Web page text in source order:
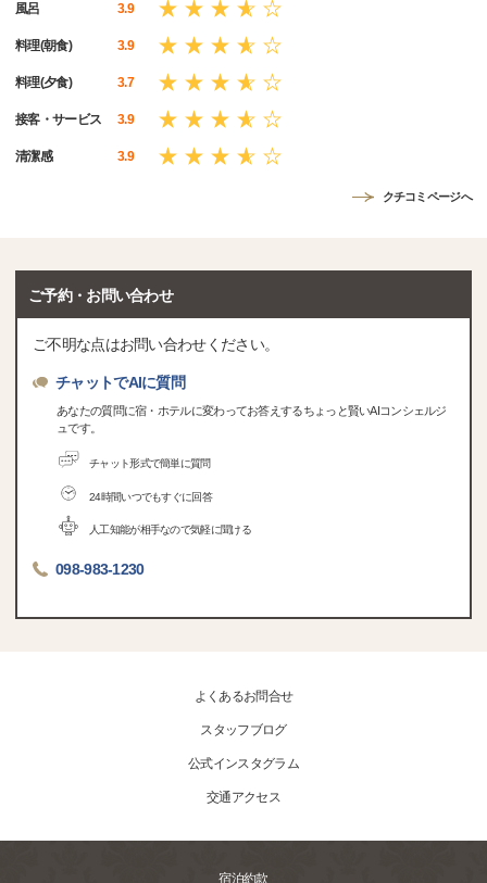
風呂 3.9
料理(朝食) 3.9
料理(夕食) 3.7
接客・サービス 3.9
清潔感 3.9
クチコミページへ
ご予約・お問い合わせ
ご不明な点はお問い合わせください。
チャットでAIに質問
あなたの質問に宿・ホテルに変わってお答えするちょっと賢いAIコンシェルジ
ュです。
チャット形式で簡単に質問
24時間いつでもすぐに回答
人工知能が相手なので気軽に聞ける
098-983-1230
よくあるお問合せ
スタッフブログ
公式インスタグラム
交通アクセス
宿泊約款